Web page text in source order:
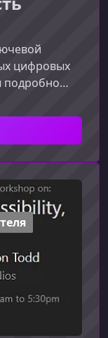
цифровых
подробно
на уровне
мог
в
(A11y)